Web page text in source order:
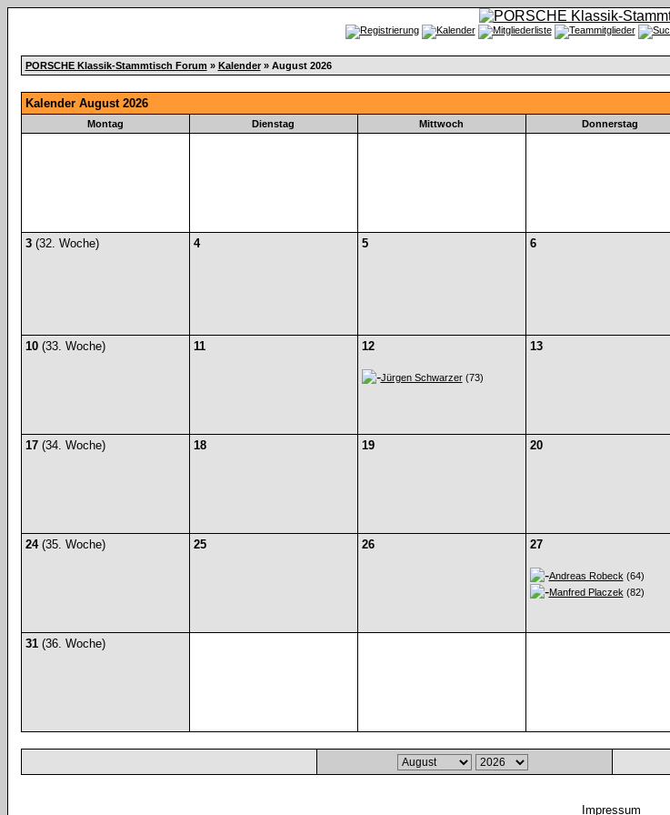
PORSCHE Klassik-Stammtisch Forum » Kalender» August 2026
Kalender August 2026
Montag Dienstag Mittwoch Donnerstag
3(32. Woche) 4 5 6
10(33. Woche) 11 12
Jürgen Schwarzer(73)
13
17(34. Woche) 18 19 20
24(35. Woche) 25 26 27
Andreas Robeck (64)
Manfred Placzek (82)
31(36. Woche)
Impressum